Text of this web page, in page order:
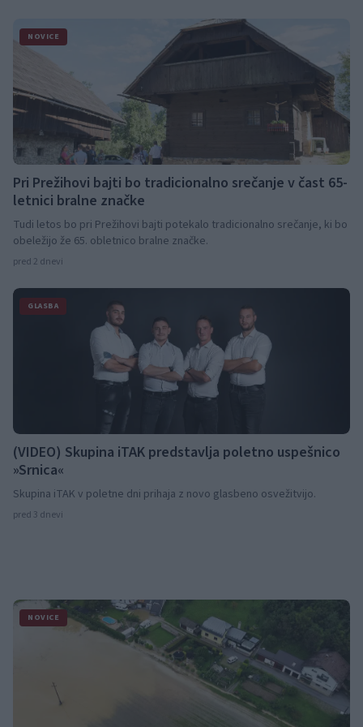
NOVICE
Pri Prežihovi bajti bo tradicionalno srečanje v čast 65-
letnici bralne značke
Tudi letos bo pri Prežihovi bajti potekalo tradicionalno srečanje, ki bo
obeležijo že 65. obletnico bralne značke.
pred 2 dnevi
GLASBA
(VIDEO) Skupina iTAK predstavlja poletno uspešnico
»Srnica«
Skupina iTAK v poletne dni prihaja z novo glasbeno osvežitvijo.
pred 3 dnevi
NOVICE